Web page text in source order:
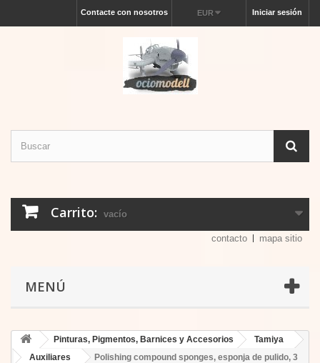
Iniciar sesión
EUR
Contacte con nosotros
Carrito: vacío
contacto mapa sitio
MENÚ
Pinturas, Pigmentos, Barnices y Accesorios
Tamiya
Auxiliares
Polishing compound sponges, esponja de pulido, 3